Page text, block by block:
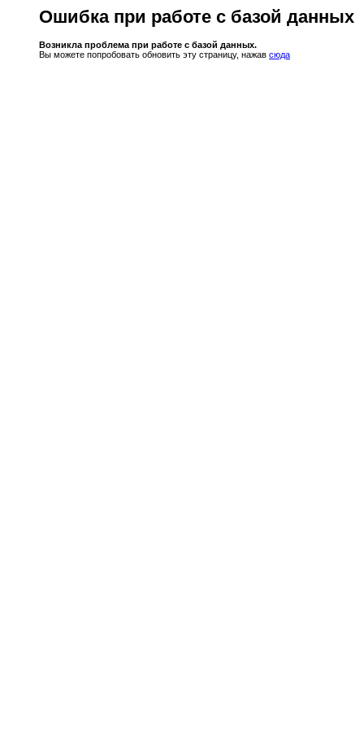
Ошибка при работе с базой данных
Возникла проблема при работе с базой данных.
Вы можете попробовать обновить эту страницу, нажав сюда